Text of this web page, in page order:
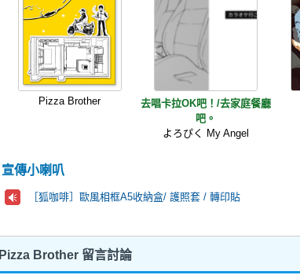
Pizza Brother
去唱卡拉OK吧！/去家庭餐廳
吧。
よろぴく My Angel
宣傳小喇叭
［狐咖啡］歐風相框A5收納盒/ 護照套 / 轉印貼
Pizza Brother 留言討論